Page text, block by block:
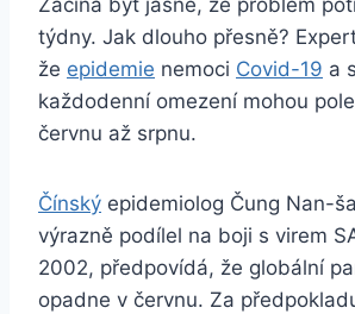
Začíná být jasné, že problém
týdny. Jak dlouho přesně?
že epidemie nemoci Covid-19 a
každodenní omezení mohou
červnu až srpnu.
Čínský epidemiolog Čung Nan-
výrazně podílel na boji s virem
2002, předpovídá, že globální
opadne v červnu. Za